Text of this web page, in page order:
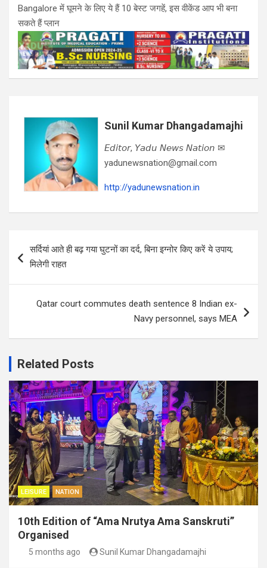
Bangalore में घूमने के लिए ये हैं 10 बेस्ट जगहें, इस वीकेंड आप भी बना
सकते हैं प्लान
Sunil Kumar Dhangadamajhi
𝘌𝘥𝘪𝘵𝘰𝘳, 𝘠𝘢𝘥𝘶 𝘕𝘦𝘸𝘴 𝘕𝘢𝘵𝘪𝘰𝘯 ✉
yadunewsnation@gmail.com
http://yadunewsnation.in
navigation
सर्दियां आते ही बढ़ गया घुटनों का दर्द, बिना इग्नोर किए करें ये उपाय;
मिलेगी राहत
Qatar court commutes death sentence 8 Indian ex-
Navy personnel, says MEA
Related Posts
LEISURE NATION
10th Edition of “Ama Nrutya Ama Sanskruti”
Organised
5 months ago Sunil Kumar Dhangadamajhi